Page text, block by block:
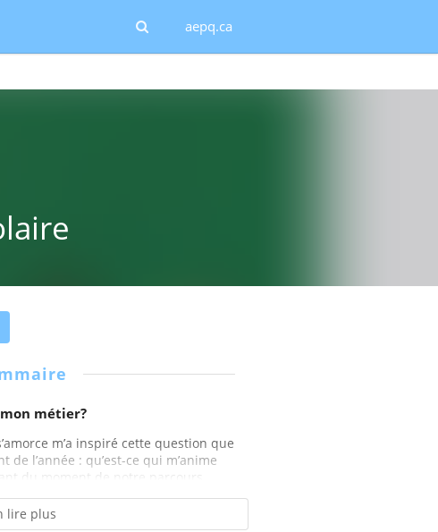
aepq.ca
mon métier?
m’a inspiré cette question que
l’année : qu’est-ce qui m’anime
du moment de notre parcours...
lire plus